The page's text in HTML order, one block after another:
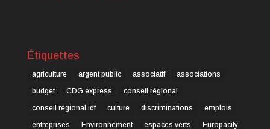
Étiquettes
agriculture argent public associatif
associations
budget
CDG express
conseil régional
conseil régional idf
culture discriminations
emplois
entreprises
Environnement espaces verts
Europacity